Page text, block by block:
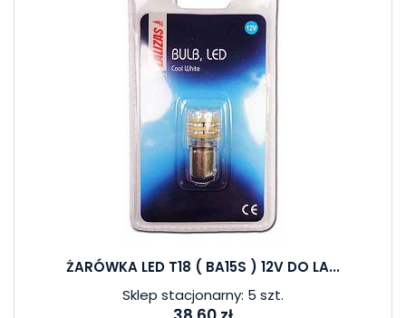
ŻARÓWKA LED T18 ( BA15S ) 12V DO LA...
Sklep stacjonarny: 5 szt.